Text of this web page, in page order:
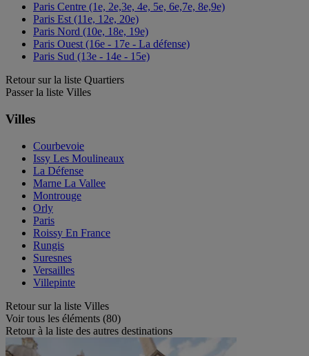
Paris Centre (1e, 2e,3e, 4e, 5e, 6e,7e, 8e,9e)
Paris Est (11e, 12e, 20e)
Paris Nord (10e, 18e, 19e)
Paris Ouest (16e - 17e - La défense)
Paris Sud (13e - 14e - 15e)
Retour sur la liste Quartiers
Passer la liste Villes
Villes
Courbevoie
Issy Les Moulineaux
La Défense
Marne La Vallee
Montrouge
Orly
Paris
Roissy En France
Rungis
Suresnes
Versailles
Villepinte
Retour sur la liste Villes
Voir tous les éléments (80)
Retour à la liste des autres destinations